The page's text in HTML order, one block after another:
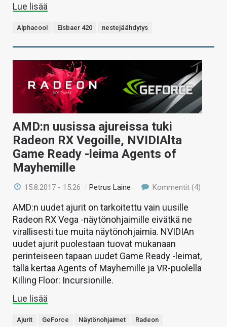
Lue lisää
Alphacool Eisbaer 420 nestejäähdytys
AMD:n uusissa ajureissa tuki
Radeon RX Vegoille, NVIDIAlta
Game Ready -leima Agents of
Mayhemille
15.8.2017 - 15:26 /Petrus Laine Kommentit (4)
AMD:n uudet ajurit on tarkoitettu vain uusille
Radeon RX Vega -näytönohjaimille eivätkä ne
virallisesti tue muita näytönohjaimia. NVIDIAn
uudet ajurit puolestaan tuovat mukanaan
perinteiseen tapaan uudet Game Ready -leimat,
tällä kertaa Agents of Mayhemille ja VR-puolella
Killing Floor: Incursionille.
Lue lisää
Ajurit GeForce Näytönohjaimet Radeon